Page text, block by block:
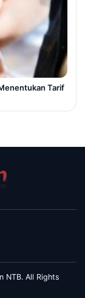
Tarif
NTB. All Rights